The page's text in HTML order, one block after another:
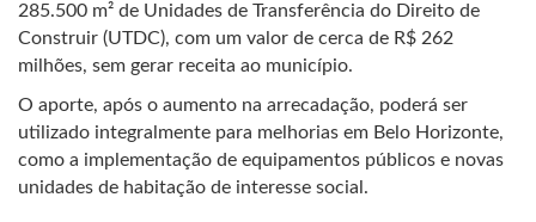
285.500 m² de Unidades de Transferência do Direito de
Construir (UTDC), com um valor de cerca de R$ 262
milhões, sem gerar receita ao município.
O aporte, após o aumento na arrecadação, poderá ser
utilizado integralmente para melhorias em Belo Horizonte,
como a implementação de equipamentos públicos e novas
unidades de habitação de interesse social.